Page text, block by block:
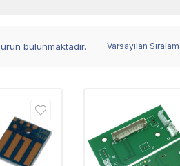
ürün bulunmaktadır.